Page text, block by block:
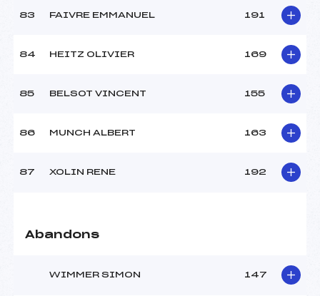
83 FAIVRE EMMANUEL 191
84 HEITZ OLIVIER 169
85 BELSOT VINCENT 155
86 MUNCH ALBERT 163
87 XOLIN RENE 192
Abandons
WIMMER SIMON 147